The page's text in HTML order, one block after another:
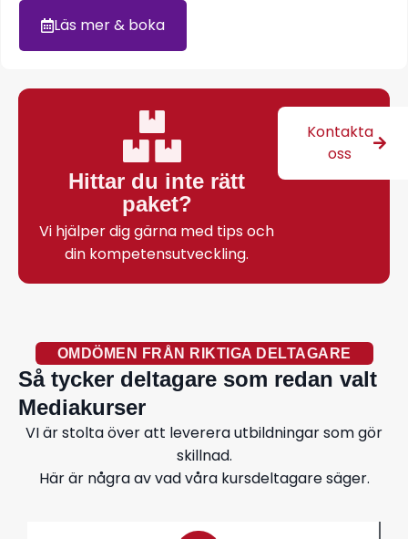
Läs mer & boka
Hittar du inte rätt
paket?
Vi hjälper dig gärna med tips och
din kompetensutveckling.
Kontakta
oss
OMDÖMEN FRÅN RIKTIGA DELTAGARE
Så tycker deltagare som redan valt
Mediakurser
VI är stolta över att leverera utbildningar som gör
skillnad.
Här är några av vad våra kursdeltagare säger.